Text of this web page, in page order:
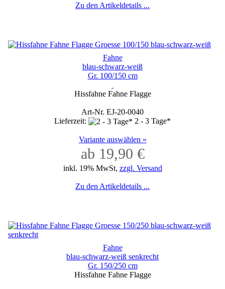
Zu den Artikeldetails ...
Fahne
blau-schwarz-weiß
Gr. 100/150 cm
Hissfahne Fahne Flagge
Art-Nr. EJ-20-0040
Lieferzeit:
2 - 3 Tage*
Variante auswählen »
ab 19,90 €
inkl. 19% MwSt, zzgl. Versand
Zu den Artikeldetails ...
Fahne
blau-schwarz-weiß senkrecht
Gr. 150/250 cm
Hissfahne Fahne Flagge